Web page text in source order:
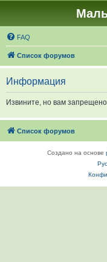
FAQ
Список форумов
Информация
Извините, но вам
Список форумов
Создано на основе